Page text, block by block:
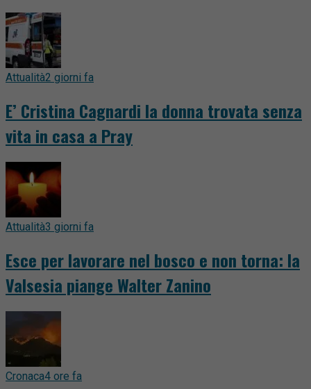
Attualità2 giorni fa
E’ Cristina Cagnardi la donna trovata senza
vita in casa a Pray
Attualità3 giorni fa
Esce per lavorare nel bosco e non torna: la
Valsesia piange Walter Zanino
Cronaca4 ore fa